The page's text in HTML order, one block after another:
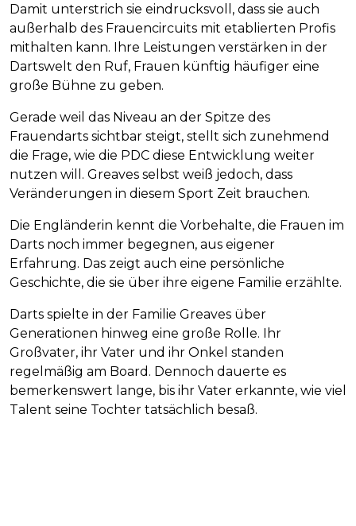
Damit unterstrich sie eindrucksvoll, dass sie auch
außerhalb des Frauencircuits mit etablierten Profis
mithalten kann. Ihre Leistungen verstärken in der
Dartswelt den Ruf, Frauen künftig häufiger eine
große Bühne zu geben.
Gerade weil das Niveau an der Spitze des
Frauendarts sichtbar steigt, stellt sich zunehmend
die Frage, wie die PDC diese Entwicklung weiter
nutzen will. Greaves selbst weiß jedoch, dass
Veränderungen in diesem Sport Zeit brauchen.
Die Engländerin kennt die Vorbehalte, die Frauen im
Darts noch immer begegnen, aus eigener
Erfahrung. Das zeigt auch eine persönliche
Geschichte, die sie über ihre eigene Familie erzählte.
Darts spielte in der Familie Greaves über
Generationen hinweg eine große Rolle. Ihr
Großvater, ihr Vater und ihr Onkel standen
regelmäßig am Board. Dennoch dauerte es
bemerkenswert lange, bis ihr Vater erkannte, wie viel
Talent seine Tochter tatsächlich besaß.